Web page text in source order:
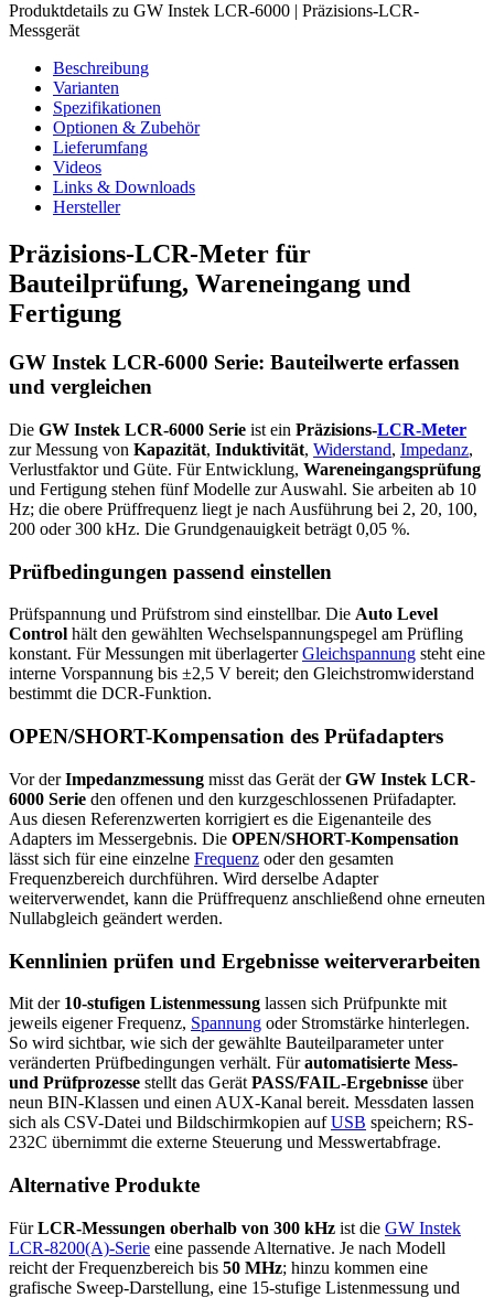
Produktdetails zu GW Instek LCR-6000 | Präzisions-LCR-
Messgerät
Beschreibung
Varianten
Spezifikationen
Optionen & Zubehör
Lieferumfang
Videos
Links & Downloads
Hersteller
Präzisions-LCR-Meter für
Bauteilprüfung, Wareneingang und
Fertigung
GW Instek LCR-6000 Serie: Bauteilwerte erfassen
und vergleichen
Die GW Instek LCR-6000 Serie ist ein Präzisions-LCR-Meter
zur Messung von Kapazität, Induktivität, Widerstand, Impedanz,
Verlustfaktor und Güte. Für Entwicklung, Wareneingangsprüfung
und Fertigung stehen fünf Modelle zur Auswahl. Sie arbeiten ab 10
Hz; die obere Prüffrequenz liegt je nach Ausführung bei 2, 20, 100,
200 oder 300 kHz. Die Grundgenauigkeit beträgt 0,05 %.
Prüfbedingungen passend einstellen
Prüfspannung und Prüfstrom sind einstellbar. Die Auto Level
Control hält den gewählten Wechselspannungspegel am Prüfling
konstant. Für Messungen mit überlagerterGleichspannung steht eine
interne Vorspannung bis ±2,5 V bereit; den Gleichstromwiderstand
bestimmt die DCR-Funktion.
OPEN/SHORT-Kompensation des Prüfadapters
Vor derImpedanzmessung misst das Gerät derGW Instek LCR-
6000 Serie den offenen und den kurzgeschlossenen Prüfadapter.
Aus diesen Referenzwerten korrigiert es die Eigenanteile des
Adapters im Messergebnis. Die OPEN/SHORT-Kompensation
lässt sich für eine einzelne Frequenz oder den gesamten
Frequenzbereich durchführen. Wird derselbe Adapter
weiterverwendet, kann die Prüffrequenz anschließend ohne erneuten
Nullabgleich geändert werden.
Kennlinien prüfen und Ergebnisse weiterverarbeiten
Mit der 10-stufigen Listenmessung lassen sich Prüfpunkte mit
jeweils eigener Frequenz, Spannung oder Stromstärke hinterlegen.
So wird sichtbar, wie sich der gewählte Bauteilparameter unter
veränderten Prüfbedingungen verhält. Fürautomatisierte Mess-
und Prüfprozesse stellt das Gerät PASS/FAIL-Ergebnisse über
neun BIN-Klassen und einen AUX-Kanal bereit. Messdaten lassen
sich als CSV-Datei und Bildschirmkopien aufUSB speichern; RS-
232C übernimmt die externe Steuerung und Messwertabfrage.
Alternative Produkte
FürLCR-Messungen oberhalb von 300 kHz ist die GW Instek
LCR-8200(A)-Serie eine passende Alternative. Je nach Modell
reicht der Frequenzbereich bis 50 MHz; hinzu kommen eine
grafische Sweep-Darstellung, eine 15-stufige Listenmessung und